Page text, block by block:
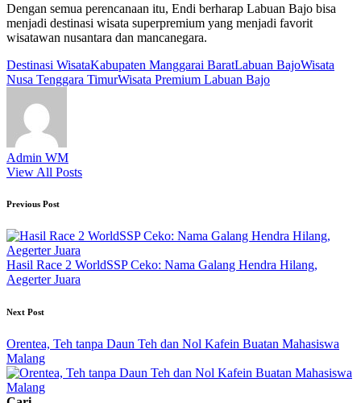
Dengan semua perencanaan itu, Endi berharap Labuan Bajo bisa
menjadi destinasi wisata superpremium yang menjadi favorit
wisatawan nusantara dan mancanegara.
Tags:
Destinasi WisataKabupaten Manggarai BaratLabuan BajoWisata
Nusa Tenggara TimurWisata Premium Labuan Bajo
Admin WM
View All Posts
Post
navigation
Previous Post
Hasil Race 2 WorldSSP Ceko: Nama Galang Hendra Hilang,
Aegerter Juara
Next Post
Orentea, Teh tanpa Daun Teh dan Nol Kafein Buatan Mahasiswa
Malang